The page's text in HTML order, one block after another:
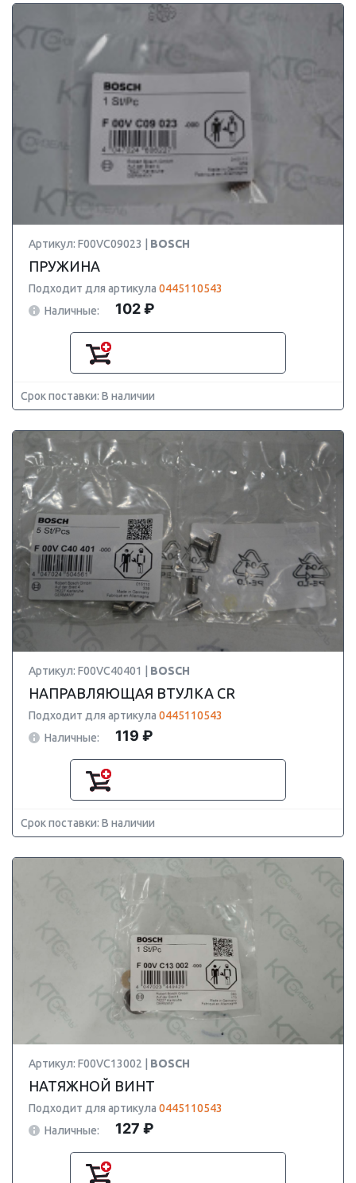
Артикул: F00VC09023 | BOSCH
ПРУЖИНА
Подходит для артикула 0445110543
Наличные:
102 ₽
Срок поставки: В наличии
Артикул: F00VC40401 | BOSCH
НАПРАВЛЯЮЩАЯ ВТУЛКА CR
Подходит для артикула 0445110543
Наличные:
119 ₽
Срок поставки: В наличии
Артикул: F00VC13002 | BOSCH
НАТЯЖНОЙ ВИНТ
Подходит для артикула 0445110543
Наличные:
127 ₽